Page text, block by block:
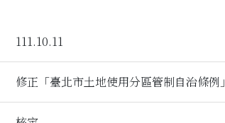
111.10.11
修正「臺北市土地使用分區管制自治條例」